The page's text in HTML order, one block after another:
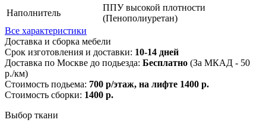
Наполнитель
ППУ высокой плотности
(Пенополиуретан)
Все характеристики
Доставка и сборка мебели
Срок изготовления и доставки: 10-14 дней
Доставка по Москве до подьезда: Бесплатно (За МКАД - 50
р./км)
Стоимость подьема: 700 р/этаж, на лифте 1400 р.
Стоимость сборки: 1400 р.
Выбор ткани